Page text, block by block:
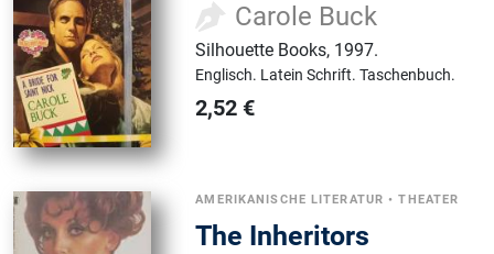
Carole Buck
Silhouette Books, 1997.
Englisch. Latein Schrift.Taschenbuch.
2,52 €
AMERIKANISCHE LITERATUR •THEATER
The Inheritors